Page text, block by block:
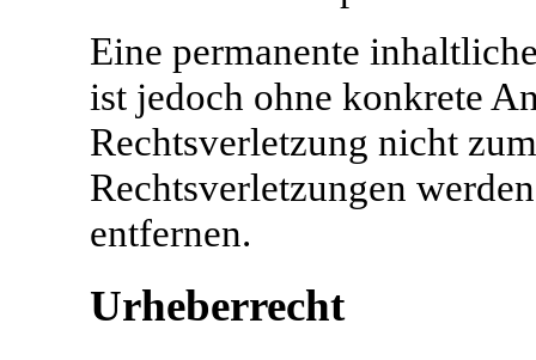
Eine permanente
ist jedoch ohne konkrete
Rechtsverletzung nicht
Rechtsverletzungen
entfernen.
Urheberrecht